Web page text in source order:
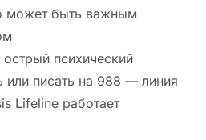
может быть важным
психический
или писать на 988 — линия
Lifeline работает